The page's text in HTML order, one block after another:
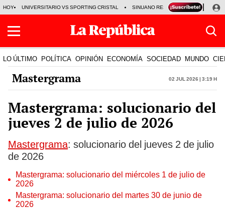
HOY UNIVERSITARIO VS SPORTING CRISTAL SINUANO RESULTADOS HOY
LO ÚLTIMO POLÍTICA OPINIÓN ECONOMÍA SOCIEDAD MUNDO
Mastergrama 02 Jul 2026 | 3:19 h
Mastergrama: solucionario del
jueves 2 de julio de 2026
Mastergrama: solucionario del jueves 2 de julio
de 2026
Mastergrama: solucionario del miércoles 1 de julio de
2026
Mastergrama: solucionario del martes 30 de junio de
2026